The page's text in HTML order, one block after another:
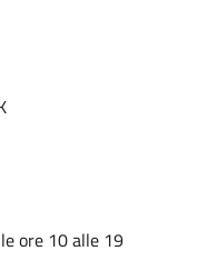
ore 10 alle 19